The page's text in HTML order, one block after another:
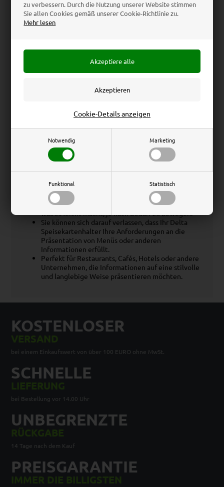
zu verbessern. Durch die Nutzung unserer Website stimmen
Sie allen Cookies gemäß unserer Cookie-Richtlinie zu.
Mehr lesen
Notwendig Marketing
Funktional Statistisch
Cookie-Details anzeigen
Der Delta Speisekartenhalter ist eine effiziente und
professionelle Möglichkeit, Ihre Menüs, Angebote oder
eignet sich ideal für jede Theke oder Tischfläche. Er ist so
konzipiert, dass er Standard-A5-Papier (14,8 x 21 cm)
aufnehmen kann, was Ihnen ausreichend Platz bietet, um
einem sichtbaren A5-Format können Ihre Kunden Ihre
Der Speisekartenhalter ist transparent, was bedeutet,
einzigartige Note sowie die Möglichkeit, ein Logo oder
einen Aufdruck hinzuzufügen. Erzeugen Sie eine
elegante und organisierte Präsentation auf Ihrem Tisch
Eigenschaften:
Das Gewicht dieses Produkts beträgt nur 0,4 kg,
was es leicht macht, je nach Bedarf zu bewegen.
Sie können sich darauf verlassen, dass Ihr Delta
Speisekartenhalter Ihre Anforderungen an die
Präsentation von Menüs oder anderen
Informationen erfüllt.
Perfekt für Restaurants, Cafés, Hotels oder andere
Unternehmen, die Informationen auf eine stilvolle
und langlebige Weise präsentieren möchten.
KOSTENLOSER
VERSAND
bei einem Einkaufswert von über 100 EURO ohne MwSt.
SCHNELLE
LIEFERUNG
bei Bestellung vor 14.00 Uhr
UNBEGRENZTE
RÜCKGABE
14 Tage nach dem Kauf
PREISGARANTIE
IMMER DIE BILLIGSTEN